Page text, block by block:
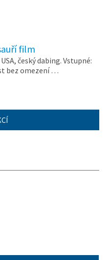
film
český dabing. Vstupné:
bez omezení …